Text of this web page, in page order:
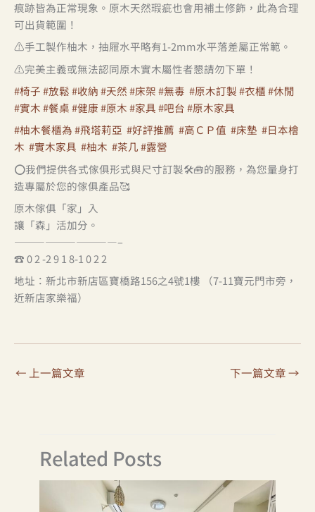
痕跡皆為正常現象。原木天然瑕疵也會用補土修飾，此為合理
可出貨範圍！
⚠️手工製作柚木，抽屜水平略有1-2mm水平落差屬正常範。
⚠️完美主義或無法認同原木實木屬性者懇請勿下單！
#椅子#放鬆#收納#天然#床架#無毒 #原木訂製#衣櫃#休閒
#實木#餐桌#健康#原木#家具#吧台#原木家具
#柚木餐櫃為#飛塔莉亞 #好評推薦 #高ＣＰ值 #床墊 #日本檜
木 #實木家具 #柚木 #茶几#露營
⭕️我們提供各式傢俱形式與尺寸訂製🛠🧰的服務，為您量身打
造專屬於您的傢俱產品🥰
原木傢俱「家」入
讓「森」活加分。
——————————–
☎ 0 2 -2 9 1 8-1 0 2 2
地址：新北市新店區寶橋路156之4號1樓 （7-11寶元門市旁，
近新店家樂福）
← 上一篇文章 下一篇文章→
Related Posts